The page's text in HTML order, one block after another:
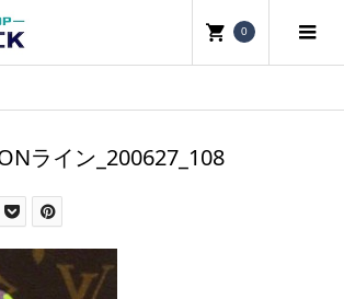
0
ライン_200627_108